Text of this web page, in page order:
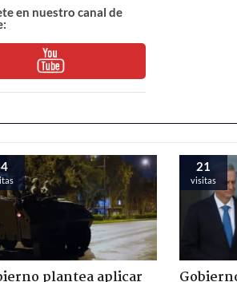
en nuestro canal de
plantea aplicar
21
visitas